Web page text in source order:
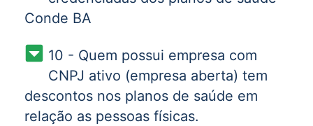
Conde BA
10 - Quem possui empresa com
CNPJ ativo (empresa aberta) tem
descontos nos planos de saúde em
relação as pessoas físicas.